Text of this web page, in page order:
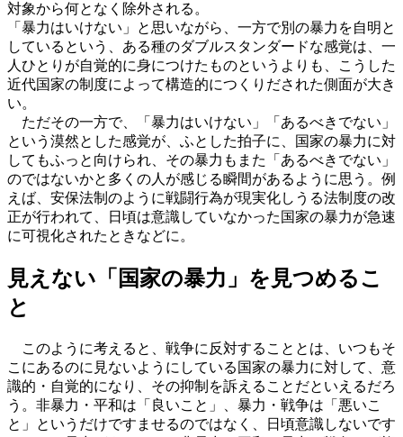
対象から何となく除外される。
「暴力はいけない」と思いながら、一方で別の暴力を自明と
しているという、ある種のダブルスタンダードな感覚は、一
人ひとりが自覚的に身につけたものというよりも、こうした
近代国家の制度によって構造的につくりだされた側面が大き
い。
ただその一方で、「暴力はいけない」「あるべきでない」
という漠然とした感覚が、ふとした拍子に、国家の暴力に対
してもふっと向けられ、その暴力もまた「あるべきでない」
のではないかと多くの人が感じる瞬間があるように思う。例
えば、安保法制のように戦闘行為が現実化しうる法制度の改
正が行われて、日頃は意識していなかった国家の暴力が急速
に可視化されたときなどに。
見えない「国家の暴力」を見つめるこ
と
このように考えると、戦争に反対することとは、いつもそ
こにあるのに見ないようにしている国家の暴力に対して、意
識的・自覚的になり、その抑制を訴えることだといえるだろ
う。非暴力・平和は「良いこと」、暴力・戦争は「悪いこ
と」というだけですませるのではなく、日頃意識しないです